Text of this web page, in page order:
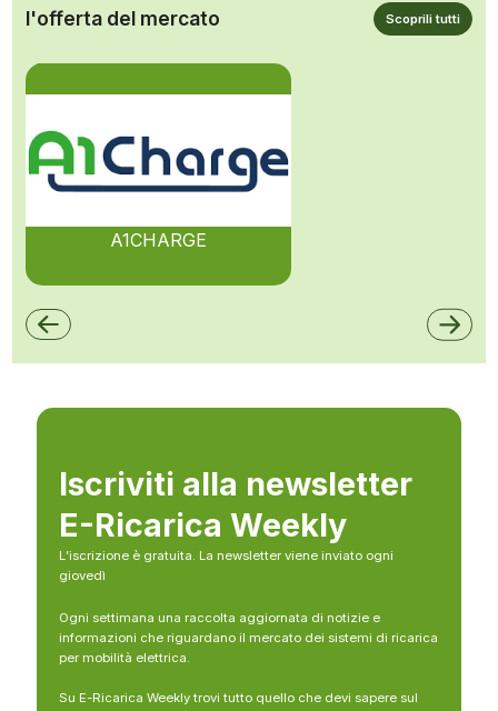
l'offerta del mercato Scoprili tutti
A1CHARGE
Iscriviti alla newsletter
E-Ricarica Weekly
L’iscrizione è gratuita. La newsletter viene inviato ogni
giovedì
Ogni settimana una raccolta aggiornata di notizie e
informazioni che riguardano il mercato dei sistemi di ricarica
per mobilità elettrica.
Su E-Ricarica Weekly trovi tutto quello che devi sapere sul